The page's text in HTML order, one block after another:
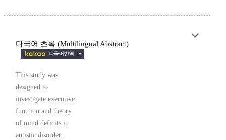
다국어 초록 (Multilingual Abstract)
This study was
designed to
investigate executive
function and theory
of mind deficits in
autistic disorder.